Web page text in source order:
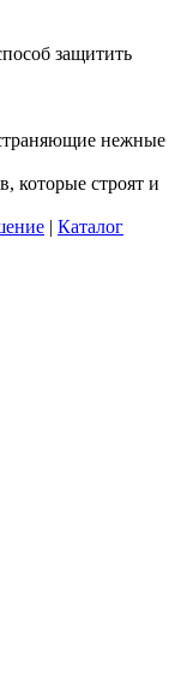
защитить
нежные
которые строят и
| Каталог